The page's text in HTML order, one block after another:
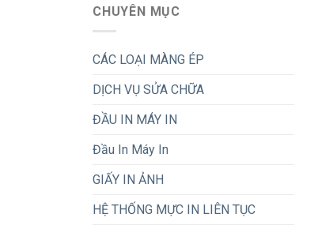
CHUYÊN MỤC
CÁC LOẠI MÀNG ÉP
DỊCH VỤ SỬA CHỮA
ĐẦU IN MÁY IN
Đầu In Máy In
GIẤY IN ẢNH
HỆ THỐNG MỰC IN LIÊN TỤC